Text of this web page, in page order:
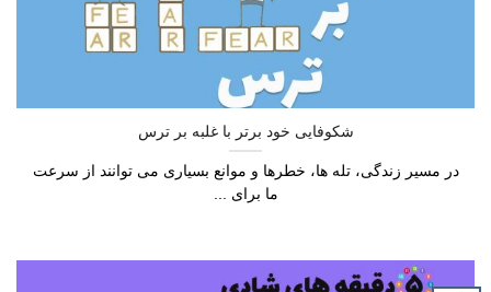
شکوفایی خود برتر با غلبه بر ترس
در مسیر زندگی، تله ها، خطرها و موانع بسیاری می توانند از سرعت
ما برای ...